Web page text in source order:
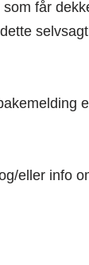
får
eller info